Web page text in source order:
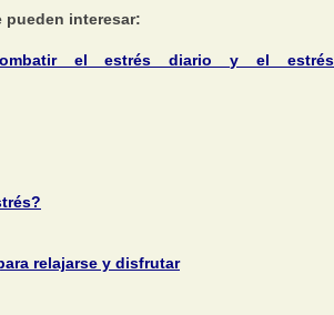
interesar:
el estrés diario y el estrés
relajarse y disfrutar